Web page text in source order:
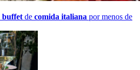
buffet de comida italiana por menos de